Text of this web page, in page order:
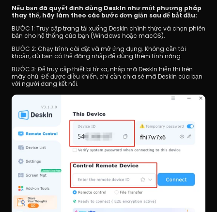
Nếu bạn đã quyết định dùng DeskIn như một phương pháp
thay thế, hãy làm theo các bước đơn giản sau để bắt đầu:
BƯỚC 1: Truy cập trang tải xuống DeskIn chính thức và chọn phiên
bản cho hệ thống của bạn (Windows hoặc macOS).
BƯỚC 2: Chạy trình cài đặt và mở ứng dụng. Không cần tài
khoản, dù bạn có thể đăng nhập để dùng thêm tính năng.
BƯỚC 3: Để truy cập thiết bị từ xa, nhập mã DeskIn hiển thị trên
máy chủ. Để được điều khiển, chỉ cần chia sẻ mã DeskIn của bạn
với người đang kết nối.